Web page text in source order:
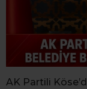
AK Partili